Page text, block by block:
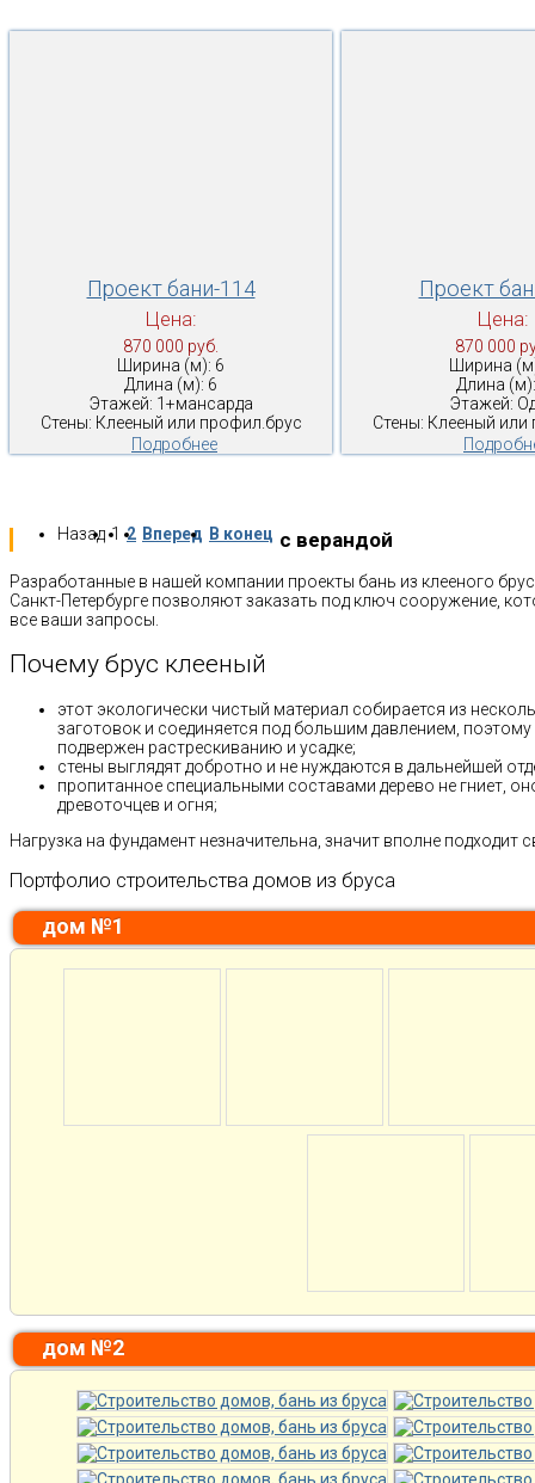
Проект бани-114
Цена:
870 000 руб.
Ширина (м): 6
Длина (м): 6
Этажей: 1+мансарда
Стены: Клееный или профил.брус
Подробнее
Проект
Цена:
870 000
Ширина
Длина
Этажей:
Стены: Клееный или
Назад 1 2 Вперед В конец с верандой
Разработанные в нашей компании проекты бань из клееного
Санкт-Петербурге позволяют заказать под ключ сооружение,
все ваши запросы.
Почему брус клееный
этот экологически чистый материал собирается из
заготовок и соединяется под большим давлением,
подвержен растрескиванию и усадке;
стены выглядят добротно и не нуждаются в дальнейшей
пропитанное специальными составами дерево не гниет,
древоточцев и огня;
Нагрузка на фундамент незначительна, значит вполне подходит
Портфолио строительства домов из бруса
дом №1
дом №2